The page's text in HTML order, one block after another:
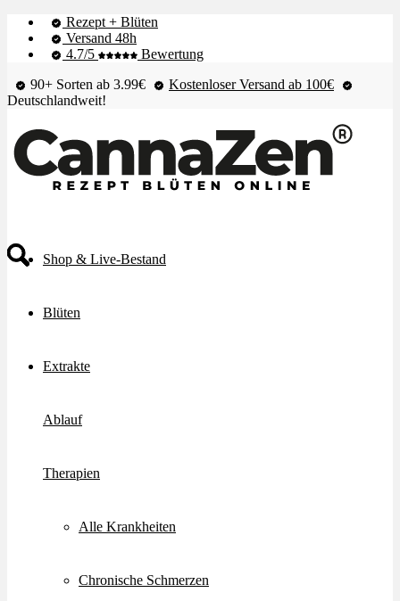
Rezept + Blüten
Versand 48h
4.7/5
Bewertung
90+ Sorten ab 3.99€
Kostenloser Versand ab 100€
Deutschlandweit!
Shop & Live-Bestand
Blüten
Extrakte
Ablauf
Therapien
Alle Krankheiten
Chronische Schmerzen